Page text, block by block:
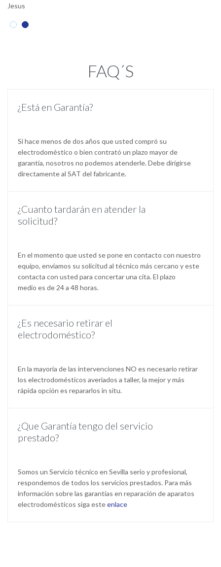
Jesus
FAQ´S
¿Está en Garantía?
Si hace menos de dos años que usted compró su
electrodoméstico o bien contrató un plazo mayor de
garantía, nosotros no podemos atenderle. Debe dirigirse
directamente al SAT del fabricante.
¿Cuanto tardarán en atender la
solicitud?
En el momento que usted se pone en contacto con nuestro
equipo, enviamos su solicitud al técnico más cercano y este
contacta con usted para concertar una cita. El plazo
medio es de 24 a 48 horas.
¿Es necesario retirar el
electrodoméstico?
En la mayoría de las intervenciones NO es necesario retirar
los electrodomésticos averiados a taller, la mejor y más
rápida opción es repararlos in situ.
¿Que Garantía tengo del servicio
prestado?
Somos un Servicio técnico en Sevilla serio y profesional,
respondemos de todos los servicios prestados. Para más
información sobre las garantías en reparación de aparatos
electrodomésticos siga esteenlace